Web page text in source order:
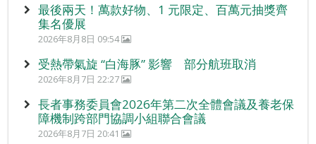
最後兩天！萬款好物、1 元限定、百萬元抽獎齊
集名優展
2026年8月8日 09:54
受熱帶氣旋 “白海豚” 影響 部分航班取消
2026年8月7日 22:27
長者事務委員會2026年第二次全體會議及養老保
障機制跨部門協調小組聯合會議
2026年8月7日 20:41